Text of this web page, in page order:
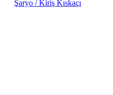
Şaryo / Kiriş Kıskaçı